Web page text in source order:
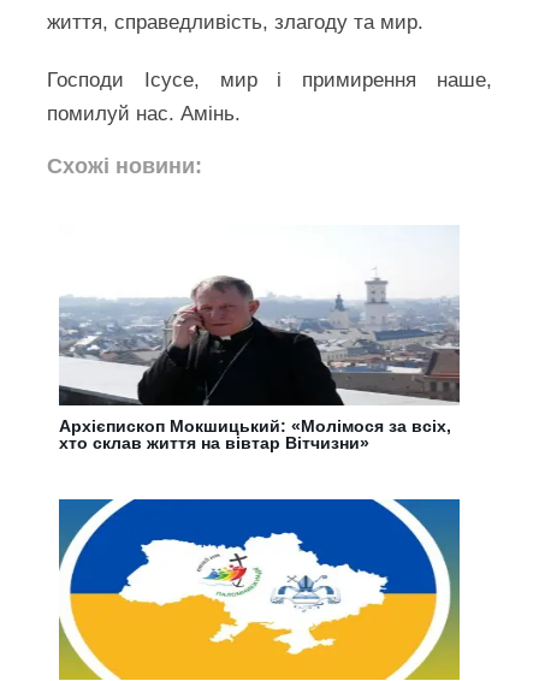
життя, справедливість, злагоду та мир.
Господи Ісусе, мир і примирення наше,
помилуй нас. Амінь.
Схожі новини:
Архієпископ Мокшицький: «Молімося за всіх,
хто склав життя на вівтар Вітчизни»